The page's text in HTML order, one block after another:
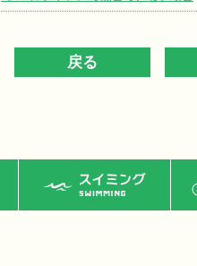
スイミング